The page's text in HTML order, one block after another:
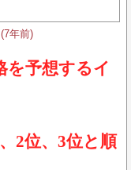
(7年前)
を予想するイ
2位、3位と順